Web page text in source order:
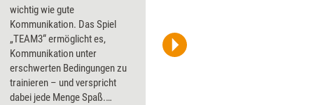
wichtig wie gute
Kommunikation. Das Spiel
„TEAM3“ ermöglicht es,
Kommunikation unter
erschwerten Bedingungen zu
trainieren – und verspricht
dabei jede Menge Spaß.
Sarah Luckat